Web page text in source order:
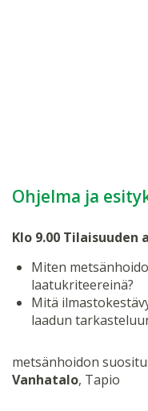
Ohjelma ja
Klo 9.00 Tilaisuuden
Miten
laatukriteereinä?
Mitä
laadun
metsänhoidon
Vanhatalo, Tapio